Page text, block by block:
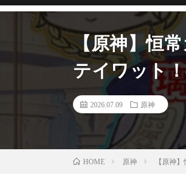
【原神】恒
テイワット
2026.07.09 原神
HOME 原神 【原神